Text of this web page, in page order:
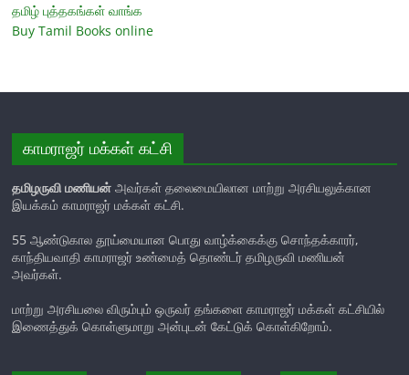
தமிழ் புத்தகங்கள் வாங்க
Buy Tamil Books online
காமராஜர் மக்கள் கட்சி
தமிழருவி மணியன் அவர்கள் தலைமையிலான மாற்று அரசியலுக்கான
இயக்கம் காமராஜர் மக்கள் கட்சி.
55 ஆண்டுகால தூய்மையான பொது வாழ்க்கைக்கு சொந்தக்காரர்,
காந்தியவாதி காமராஜர் உண்மைத் தொண்டர் தமிழருவி மணியன்
அவர்கள்.
மாற்று அரசியலை விரும்பும் ஒருவர் தங்களை காமராஜர் மக்கள் கட்சியில்
இணைத்துக் கொள்ளுமாறு அன்புடன் கேட்டுக் கொள்கிறோம்.